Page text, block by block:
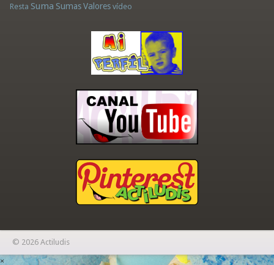
Resta Suma Sumas Valores vídeo
© 2026 Actiludis
×